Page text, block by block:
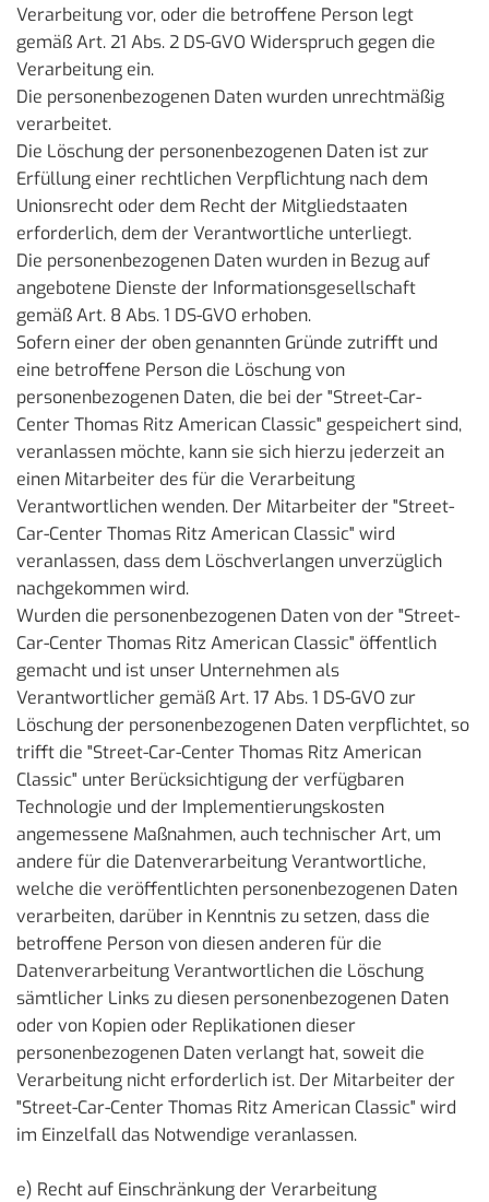
Verarbeitung vor, oder die betroffene Person legt
gemäß Art. 21 Abs. 2 DS-GVO Widerspruch gegen die
Verarbeitung ein.
Die personenbezogenen Daten wurden unrechtmäßig
verarbeitet.
Die Löschung der personenbezogenen Daten ist zur
Erfüllung einer rechtlichen Verpflichtung nach dem
Unionsrecht oder dem Recht der Mitgliedstaaten
erforderlich, dem der Verantwortliche unterliegt.
Die personenbezogenen Daten wurden in Bezug auf
angebotene Dienste der Informationsgesellschaft
gemäß Art. 8 Abs. 1 DS-GVO erhoben.
Sofern einer der oben genannten Gründe zutrifft und
eine betroffene Person die Löschung von
personenbezogenen Daten, die bei der "Street-Car-
Center Thomas Ritz American Classic" gespeichert sind,
veranlassen möchte, kann sie sich hierzu jederzeit an
einen Mitarbeiter des für die Verarbeitung
Verantwortlichen wenden. Der Mitarbeiter der "Street-
Car-Center Thomas Ritz American Classic" wird
veranlassen, dass dem Löschverlangen unverzüglich
nachgekommen wird.
Wurden die personenbezogenen Daten von der "Street-
Car-Center Thomas Ritz American Classic" öffentlich
gemacht und ist unser Unternehmen als
Verantwortlicher gemäß Art. 17 Abs. 1 DS-GVO zur
Löschung der personenbezogenen Daten verpflichtet, so
trifft die "Street-Car-Center Thomas Ritz American
Classic" unter Berücksichtigung der verfügbaren
Technologie und der Implementierungskosten
angemessene Maßnahmen, auch technischer Art, um
andere für die Datenverarbeitung Verantwortliche,
welche die veröffentlichten personenbezogenen Daten
verarbeiten, darüber in Kenntnis zu setzen, dass die
betroffene Person von diesen anderen für die
Datenverarbeitung Verantwortlichen die Löschung
sämtlicher Links zu diesen personenbezogenen Daten
oder von Kopien oder Replikationen dieser
personenbezogenen Daten verlangt hat, soweit die
Verarbeitung nicht erforderlich ist. Der Mitarbeiter der
"Street-Car-Center Thomas Ritz American Classic" wird
im Einzelfall das Notwendige veranlassen.
e) Recht auf Einschränkung der Verarbeitung